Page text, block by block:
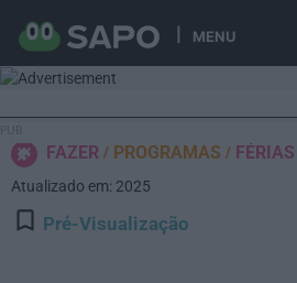
MENU
FAZER PROGRAMAS FÉRIAS
Pré-Visualização
Atualizado em: 2025